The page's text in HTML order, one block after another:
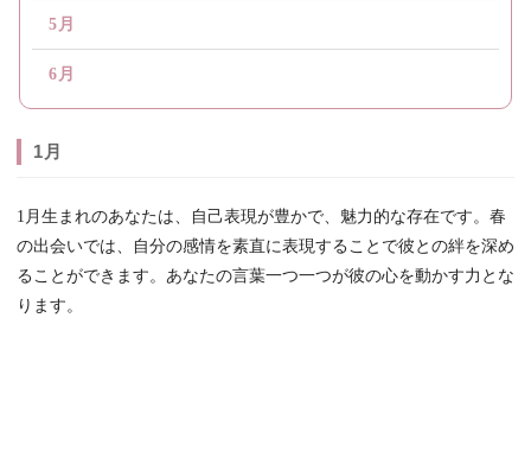
5月
6月
1月
1月生まれのあなたは、自己表現が豊かで、魅力的な存在です。春
の出会いでは、自分の感情を素直に表現することで彼との絆を深め
ることができます。あなたの言葉一つ一つが彼の心を動かす力とな
ります。